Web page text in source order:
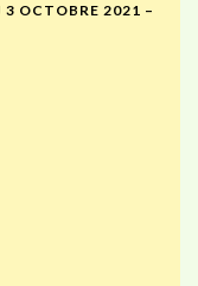
OCTOBRE 2021 –